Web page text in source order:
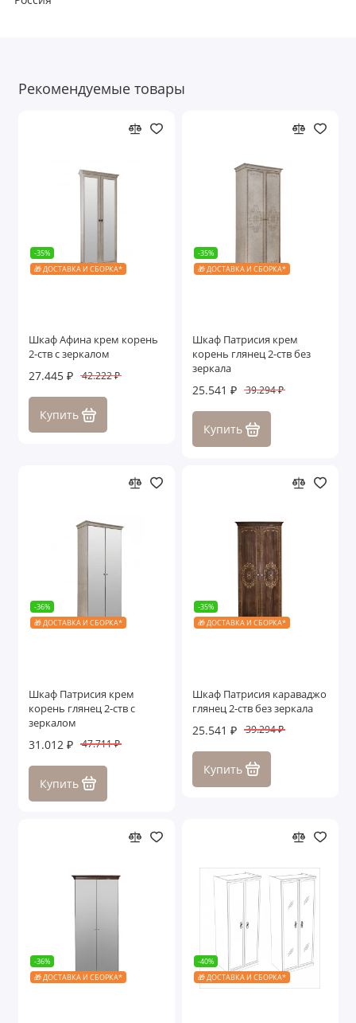
Рекомендуемые товары
-35%
🎁 ДОСТАВКА И СБОРКА*
Шкаф Афина крем корень
2-ств с зеркалом
27.445 ₽ 42.222 ₽
Купить
-35%
🎁 ДОСТАВКА И СБОРКА*
Шкаф Патрисия крем
корень глянец 2-ств без
зеркала
25.541 ₽ 39.294 ₽
Купить
-36%
🎁 ДОСТАВКА И СБОРКА*
Шкаф Патрисия крем
корень глянец 2-ств с
зеркалом
31.012 ₽ 47.711 ₽
Купить
-35%
🎁 ДОСТАВКА И СБОРКА*
Шкаф Патрисия караваджо
глянец 2-ств без зеркала
25.541 ₽ 39.294 ₽
Купить
-36%
🎁 ДОСТАВКА И СБОРКА*
-40%
🎁 ДОСТАВКА И СБОРКА*